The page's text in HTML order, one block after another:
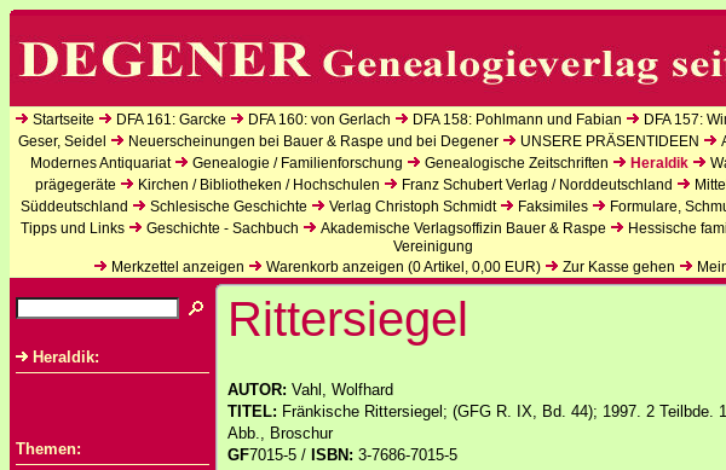
Startseite DFA 161: Garcke DFA 160: von Gerlach DFA 158: Pohlmann und Fabian
DFA 157:
Geser, Seidel
Neuerscheinungen bei Bauer & Raspe und bei Degener UNSERE PRÄSENTIDEEN
Modernes Antiquariat
Genealogie / Familienforschung Genealogische Zeitschriften Heraldik
prägegeräte
Kirchen / Bibliotheken / Hochschulen Franz Schubert Verlag / Norddeutschland
Süddeutschland
Schlesische Geschichte Verlag Christoph Schmidt Faksimiles
Formulare,
Tipps und Links
Geschichte - Sachbuch Akademische Verlagsoffizin Bauer & Raspe
Hessische
Vereinigung
Merkzettel anzeigen
Warenkorb anzeigen (0Artikel, 0,00 EUR) Zur Kasse gehen
Heraldik:
Themen:
Rittersiegel
AUTOR: Vahl, Wolfhard
TITEL: Fränkische Rittersiegel; (GFG R. IX, Bd. 44); 1997. 2 Teilbde.
Abb., Broschur
GF7015-5 / ISBN: 3-7686-7015-5